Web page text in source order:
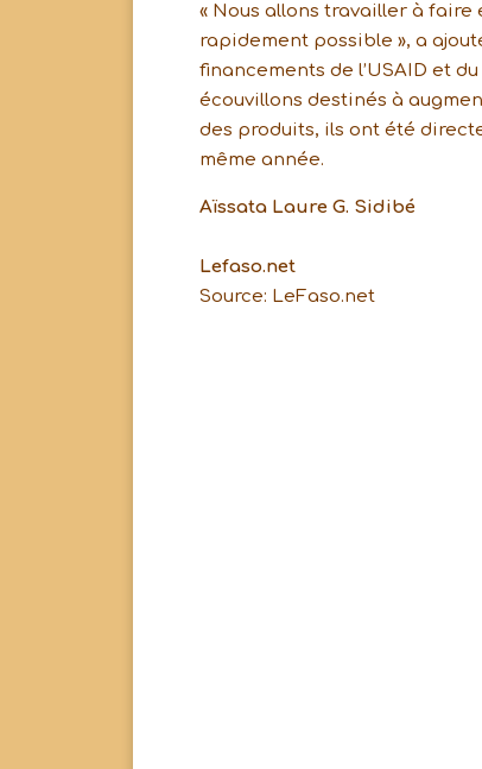
« Nous allons travailler à
rapidement possible », a
financements de l’USAID et
écouvillons destinés à
des produits, ils ont été
même année.
Aïssata Laure G. Sidibé
Lefaso.net
Source: LeFaso.net